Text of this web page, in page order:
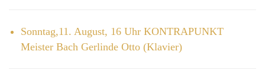
Sonntag,11. August, 16 Uhr KONTRAPUNKT
Meister Bach Gerlinde Otto (Klavier)